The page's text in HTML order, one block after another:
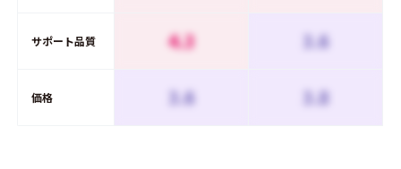
サポート品質 4.3 3.6
価格 3.6 3.8